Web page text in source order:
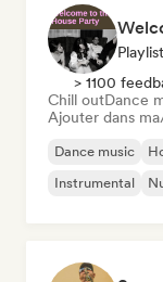
Playlist
> 1100
Chill outDance
Ajouter dans
Dance music
Instrumental